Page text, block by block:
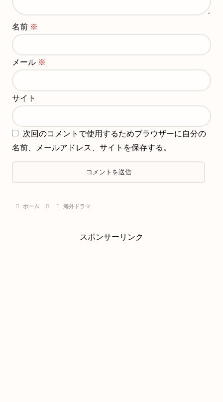
名前 ※
メール ※
サイト
次回のコメントで使用するためブラウザーに自分の
名前、メールアドレス、サイトを保存する。
ホーム 海外ドラマ
スポンサーリンク